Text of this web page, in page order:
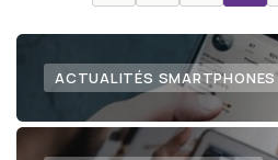
ACTUALITÉS SMARTPHONES